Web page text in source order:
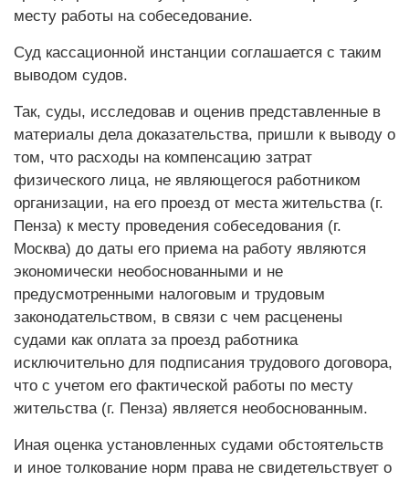
месту работы на собеседование.
Суд кассационной инстанции соглашается с таким
выводом судов.
Так, суды, исследовав и оценив представленные в
материалы дела доказательства, пришли к выводу о
том, что расходы на компенсацию затрат
физического лица, не являющегося работником
организации, на его проезд от места жительства (г.
Пенза) к месту проведения собеседования (г.
Москва) до даты его приема на работу являются
экономически необоснованными и не
предусмотренными налоговым и трудовым
законодательством, в связи с чем расценены
судами как оплата за проезд работника
исключительно для подписания трудового договора,
что с учетом его фактической работы по месту
жительства (г. Пенза) является необоснованным.
Иная оценка установленных судами обстоятельств
и иное толкование норм права не свидетельствует о